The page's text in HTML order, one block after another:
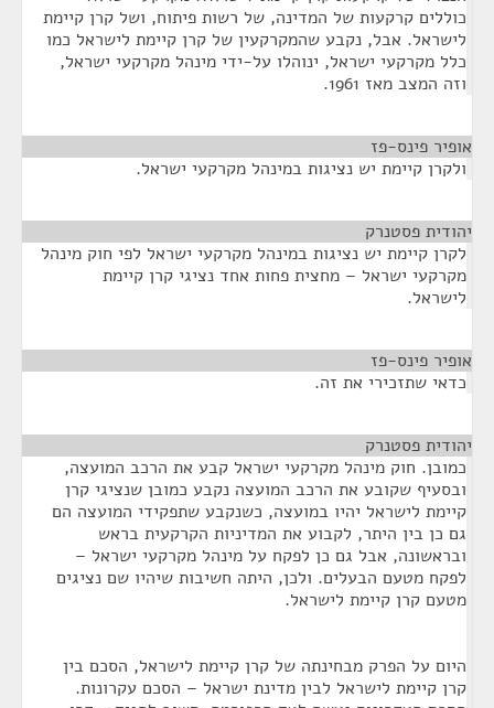
כוללים קרקעות של המדינה, של רשות פיתוח, ושל קרן קיימת
לישראל. אבל, נקבע שהמקרקעין של קרן קיימת לישראל כמו
כלל מקרקעי ישראל, ינוהלו על-ידי מינהל מקרקעי ישראל,
וזה המצב מאז 1961.
אופיר פינס-פז
ולקרן קיימת יש נציגות במינהל מקרקעי ישראל.
יהודית פסטנרק
לקרן קיימת יש נציגות במינהל מקרקעי ישראל לפי חוק מינהל
מקרקעי ישראל – מחצית פחות אחד נציגי קרן קיימת
לישראל.
אופיר פינס-פז
כדאי שתזכירי את זה.
יהודית פסטנרק
כמובן. חוק מינהל מקרקעי ישראל קבע את הרכב המועצה,
ובסעיף שקובע את הרכב המועצה נקבע כמובן שנציגי קרן
קיימת לישראל יהיו במועצה, כשנקבע שתפקידי המועצה הם
גם כן בין היתר, לקבוע את המדיניות הקרקעית בראש
ובראשונה, אבל גם כן לפקח על מינהל מקרקעי ישראל –
לפקח מטעם הבעלים. ולכן, היתה חשיבות שיהיו שם נציגים
מטעם קרן קיימת לישראל.
היום על הפרק מבחינתה של קרן קיימת לישראל, הסכם בין
קרן קיימת לישראל לבין מדינת ישראל – הסכם עקרונות.